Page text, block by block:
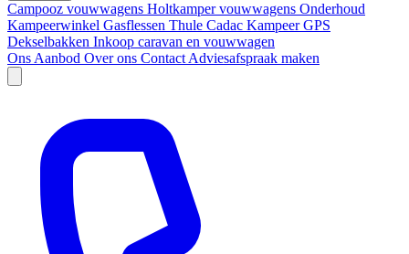
Campooz vouwwagens Holtkamper vouwwagens Onderhoud
Kampeerwinkel Gasflessen Thule Cadac Kampeer GPS
Dekselbakken Inkoop caravan en vouwwagen
Ons Aanbod Over ons Contact Adviesafspraak maken